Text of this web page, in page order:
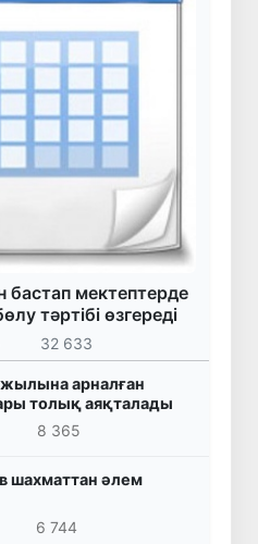
мектептерде
тәртібі өзгереді
32 633
арналған
толық аяқталады
8 365
шахматтан әлем
6 744